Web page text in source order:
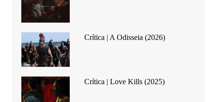
Crítica | A Odisseia (2026)
Crítica | Love Kills (2025)